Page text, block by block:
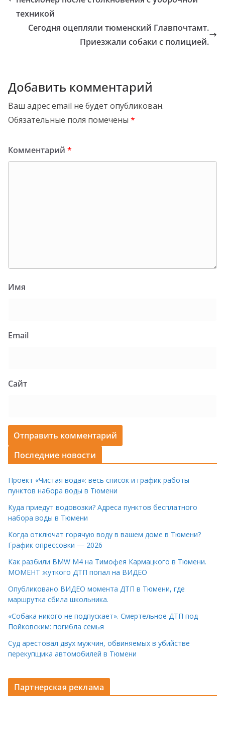
техникой
Сегодня оцепляли тюменский Главпочтамт.
Приезжали собаки с полицией.
Добавить комментарий
Ваш адрес email не будет опубликован.
Обязательные поля помечены *
Комментарий *
Имя
Email
Сайт
Последние новости
Проект «Чистая вода»: весь список и график работы
пунктов набора воды в Тюмени
Куда приедут водовозки? Адреса пунктов бесплатного
набора воды в Тюмени
Когда отключат горячую воду в вашем доме в Тюмени?
График опрессовки — 2026
Как разбили BMW M4 на Тимофея Кармацкого в Тюмени.
МОМЕНТ жуткого ДТП попал на ВИДЕО
Опубликовано ВИДЕО момента ДТП в Тюмени, где
маршрутка сбила школьника.
«Собака никого не подпускает». Смертельное ДТП под
Пойковским: погибла семья
Суд арестовал двух мужчин, обвиняемых в убийстве
перекупщика автомобилей в Тюмени
Партнерская реклама